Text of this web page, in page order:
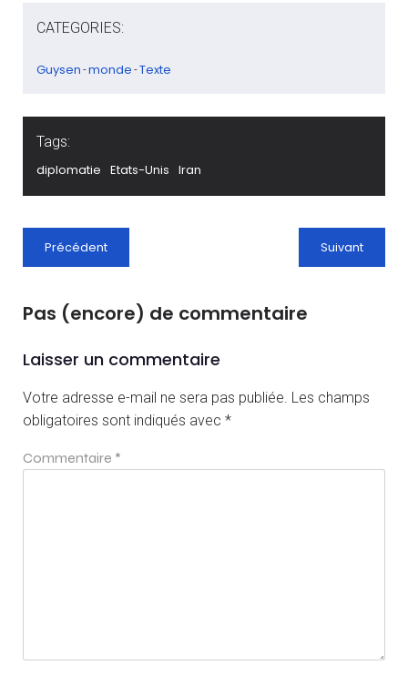
CATEGORIES:
Guysen -monde -Texte
Tags:
diplomatie Etats-Unis Iran
Précédent Suivant
Pas (encore) de commentaire
Laisser un commentaire
Votre adresse e-mail ne sera pas publiée. Les champs
obligatoires sont indiqués avec *
Commentaire *